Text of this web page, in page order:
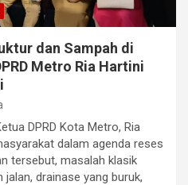
dan Sampah di
Metro Ria Hartini
DPRD Kota Metro, Ria
dalam agenda reses
tersebut, masalah klasik
drainase yang buruk,